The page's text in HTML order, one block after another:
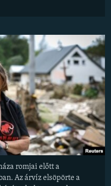
romjai előtt a
Az árvíz elsöpörte a